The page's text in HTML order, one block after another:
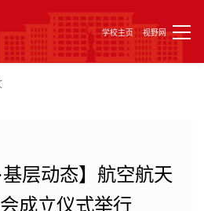
学校主页 视野网
基层动态】航空航天
成立仪式举行